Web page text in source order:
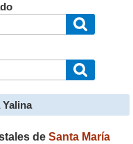
Yalina
de Santa María